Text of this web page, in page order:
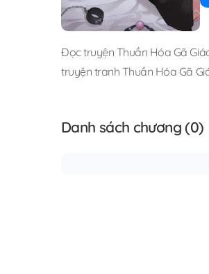
Đọc truyện Thuần Hóa Gã
truyện tranh Thuần Hóa Gã
Danh sách chương (0)